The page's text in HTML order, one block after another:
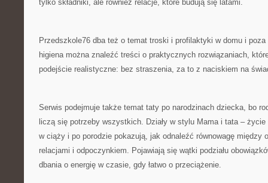
tylko składniki, ale również relacje, które budują się latami.
Przedszkole76 dba też o temat troski i profilaktyki w domu i
higiena można znaleźć treści o praktycznych rozwiązaniach,
podejście realistyczne: bez straszenia, za to z naciskiem na
Serwis podejmuje także temat taty po narodzinach dziecka, bo
liczą się potrzeby wszystkich. Działy w stylu Mama i tata –
w ciąży i po porodzie pokazują, jak odnaleźć równowagę między
relacjami i odpoczynkiem. Pojawiają się wątki podziału
dbania o energię w czasie, gdy łatwo o przeciążenie.